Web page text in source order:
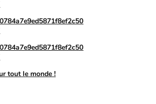
tout le monde !